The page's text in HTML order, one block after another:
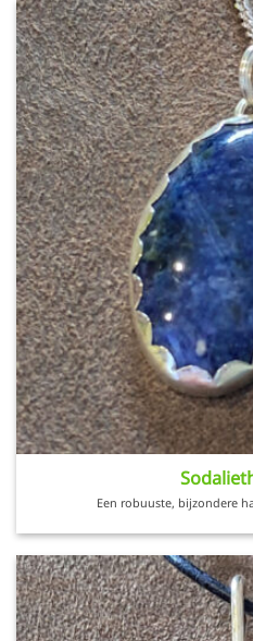
Een robuuste, bijzondere